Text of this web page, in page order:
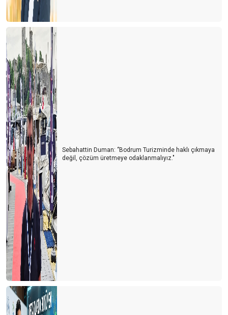
Sebahattin Duman: ‘’Bodrum Turizminde haklı çıkmaya
değil, çözüm üretmeye odaklanmalıyız."